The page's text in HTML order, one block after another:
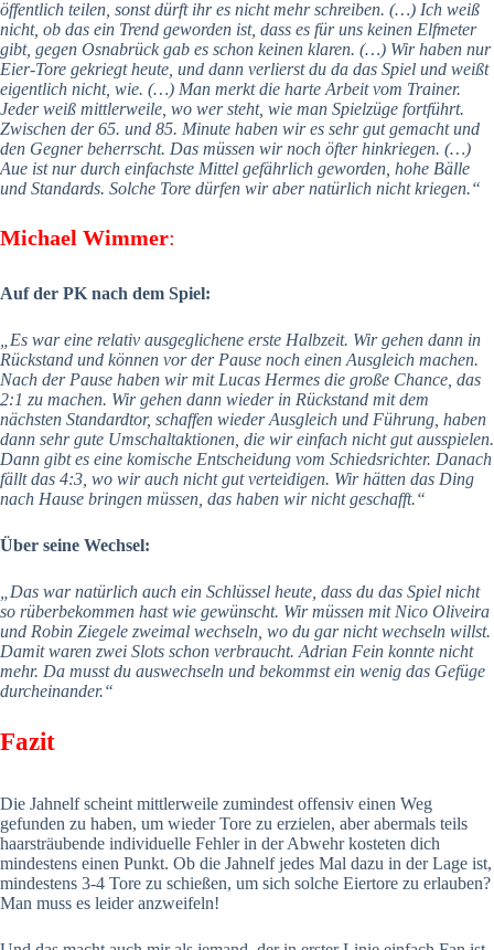
öffentlich teilen, sonst dürft ihr es nicht mehr schreiben. (…) Ich weiß
nicht, ob das ein Trend geworden ist, dass es für uns keinen Elfmeter
gibt, gegen Osnabrück gab es schon keinen klaren. (…) Wir haben nur
Eier-Tore gekriegt heute, und dann verlierst du da das Spiel und weißt
eigentlich nicht, wie. (…) Man merkt die harte Arbeit vom Trainer.
Jeder weiß mittlerweile, wo wer steht, wie man Spielzüge fortführt.
Zwischen der 65. und 85. Minute haben wir es sehr gut gemacht und
den Gegner beherrscht. Das müssen wir noch öfter hinkriegen. (…)
Aue ist nur durch einfachste Mittel gefährlich geworden, hohe Bälle
und Standards. Solche Tore dürfen wir aber natürlich nicht kriegen.“
Michael Wimmer:
Auf der PK nach dem Spiel:
„Es war eine relativ ausgeglichene erste Halbzeit. Wir gehen dann in
Rückstand und können vor der Pause noch einen Ausgleich machen.
Nach der Pause haben wir mit Lucas Hermes die große Chance, das
2:1 zu machen. Wir gehen dann wieder in Rückstand mit dem
nächsten Standardtor, schaffen wieder Ausgleich und Führung, haben
dann sehr gute Umschaltaktionen, die wir einfach nicht gut ausspielen.
Dann gibt es eine komische Entscheidung vom Schiedsrichter. Danach
fällt das 4:3, wo wir auch nicht gut verteidigen. Wir hätten das Ding
nach Hause bringen müssen, das haben wir nicht geschafft.“
Über seine Wechsel:
„Das war natürlich auch ein Schlüssel heute, dass du das Spiel nicht
so rüberbekommen hast wie gewünscht. Wir müssen mit Nico Oliveira
und Robin Ziegele zweimal wechseln, wo du gar nicht wechseln willst.
Damit waren zwei Slots schon verbraucht. Adrian Fein konnte nicht
mehr. Da musst du auswechseln und bekommst ein wenig das Gefüge
durcheinander.“
Fazit
Die Jahnelf scheint mittlerweile zumindest offensiv einen Weg
gefunden zu haben, um wieder Tore zu erzielen, aber abermals teils
haarsträubende individuelle Fehler in der Abwehr kosteten dich
mindestens einen Punkt. Ob die Jahnelf jedes Mal dazu in der Lage ist,
mindestens 3-4 Tore zu schießen, um sich solche Eiertore zu erlauben?
Man muss es leider anzweifeln!